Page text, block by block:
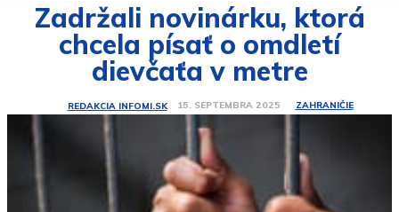
Zadržali novinárku, ktorá
chcela písať o omdletí
dievčaťa v metre
REDAKCIA INFOMI.SK 15. SEPTEMBRA 2025 ZAHRANIČIE